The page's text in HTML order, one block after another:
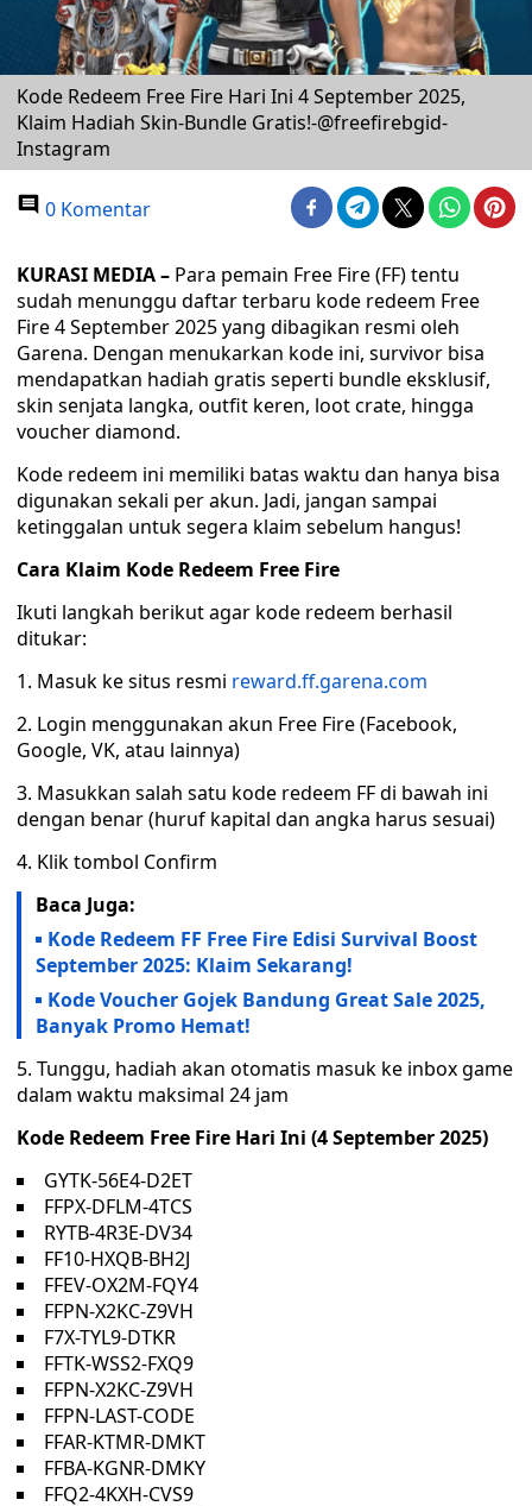
Kode Redeem Free Fire Hari Ini 4 September 2025,
Klaim Hadiah Skin-Bundle Gratis!-@freefirebgid-
Instagram
0 Komentar
KURASI MEDIA – Para pemain Free Fire (FF) tentu
sudah menunggu daftar terbaru kode redeem Free
Fire 4 September 2025 yang dibagikan resmi oleh
Garena. Dengan menukarkan kode ini, survivor bisa
mendapatkan hadiah gratis seperti bundle eksklusif,
skin senjata langka, outfit keren, loot crate, hingga
voucher diamond.
Kode redeem ini memiliki batas waktu dan hanya bisa
digunakan sekali per akun. Jadi, jangan sampai
ketinggalan untuk segera klaim sebelum hangus!
Cara Klaim Kode Redeem Free Fire
Ikuti langkah berikut agar kode redeem berhasil
ditukar:
1. Masuk ke situs resmi reward.ff.garena.com
2. Login menggunakan akun Free Fire (Facebook,
Google, VK, atau lainnya)
3. Masukkan salah satu kode redeem FF di bawah ini
dengan benar (huruf kapital dan angka harus sesuai)
4. Klik tombol Confirm
Baca Juga:
Kode Redeem FF Free Fire Edisi Survival Boost
September 2025: Klaim Sekarang!
Kode Voucher Gojek Bandung Great Sale 2025,
Banyak Promo Hemat!
5. Tunggu, hadiah akan otomatis masuk ke inbox game
dalam waktu maksimal 24 jam
Kode Redeem Free Fire Hari Ini (4 September 2025)
GYTK-56E4-D2ET
FFPX-DFLM-4TCS
RYTB-4R3E-DV34
FF10-HXQB-BH2J
FFEV-OX2M-FQY4
FFPN-X2KC-Z9VH
F7X-TYL9-DTKR
FFTK-WSS2-FXQ9
FFPN-X2KC-Z9VH
FFPN-LAST-CODE
FFAR-KTMR-DMKT
FFBA-KGNR-DMKY
FFQ2-4KXH-CVS9